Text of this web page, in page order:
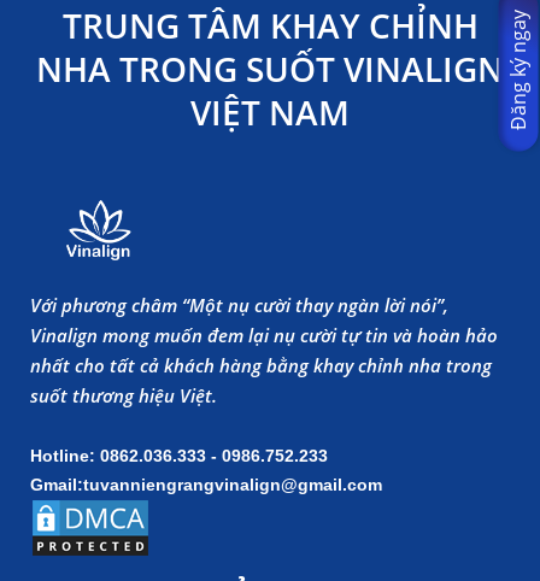
TRUNG TÂM KHAY CHỈNH
NHA TRONG SUỐT VINALIGN
VIỆT NAM
Với phương châm “Một nụ cười thay ngàn lời nói”,
Vinalign mong muốn đem lại nụ cười tự tin và hoàn hảo
nhất cho tất cả khách hàng bằng khay chỉnh nha trong
suốt thương hiệu Việt.
Hotline: 0862.036.333 - 0986.752.233
Gmail:tuvanniengrangvinalign@gmail.com
Đăng ký ngay